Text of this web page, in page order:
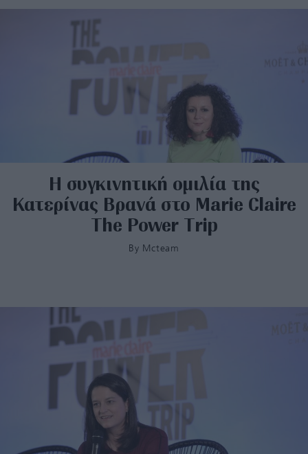
Η συγκινητική ομιλία της
Κατερίνας Βρανά στο Marie Claire
The Power Trip
By Mcteam